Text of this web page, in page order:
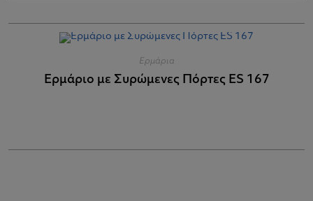
Ερμάρια
Ερμάριο με Συρώμενες Πόρτες ES 167